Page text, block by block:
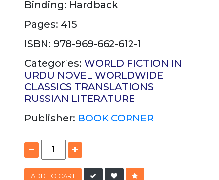
Binding: Hardback
Pages: 415
ISBN: 978-969-662-612-1
Categories: WORLD FICTION IN
URDU NOVEL WORLDWIDE
CLASSICS TRANSLATIONS
RUSSIAN LITERATURE
Publisher: BOOK CORNER
ADD TO CART